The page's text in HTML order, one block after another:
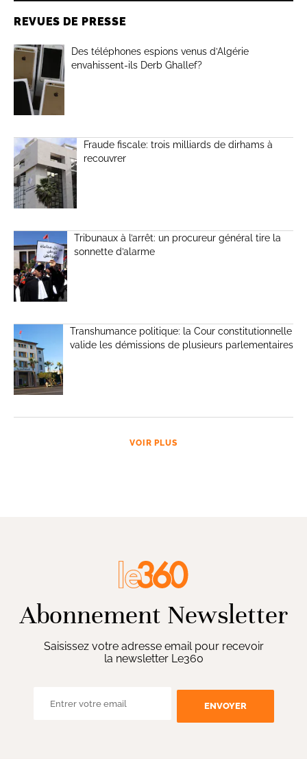
REVUES DE PRESSE
Des téléphones espions venus d’Algérie
envahissent-ils Derb Ghallef?
Fraude fiscale: trois milliards de dirhams à
recouvrer
Tribunaux à l’arrêt: un procureur général tire la
sonnette d’alarme
Transhumance politique: la Cour constitutionnelle
valide les démissions de plusieurs parlementaires
VOIR PLUS
Abonnement Newsletter
Saisissez votre adresse email pour recevoir
la newsletter Le360
ENVOYER